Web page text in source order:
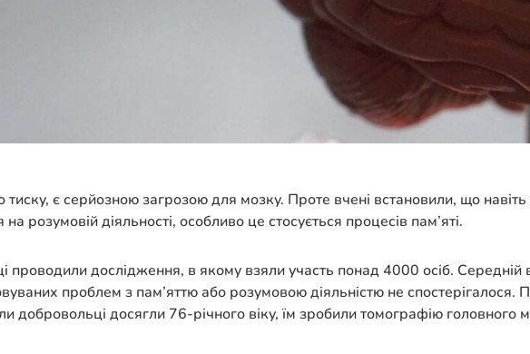
тиску, є серйозною загрозою для мозку. Проте вчені встановили, що
розумовій діяльності, особливо це стосується процесів пам’яті.
проводили дослідження, в якому взяли участь понад 4000 осіб.
проблем з пам’яттю або розумовою діяльністю не
добровольці досягли 76-річного віку, їм зробили томографію головного